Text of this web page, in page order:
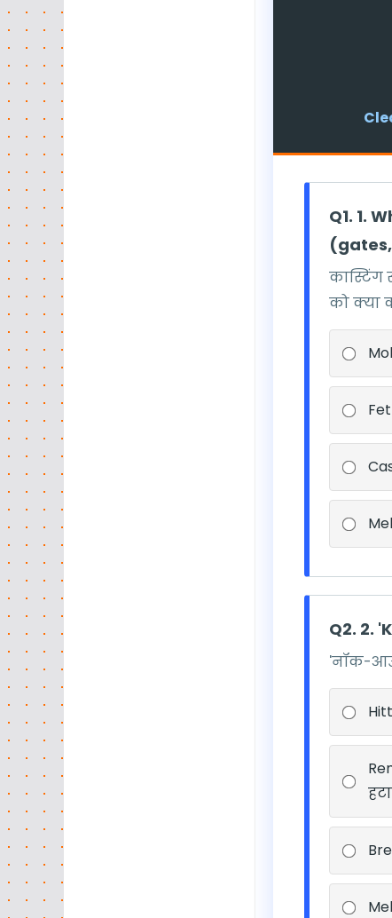
Q1. 1.
कास्टिंग
को क्या
Q2. 2.
'नॉक-